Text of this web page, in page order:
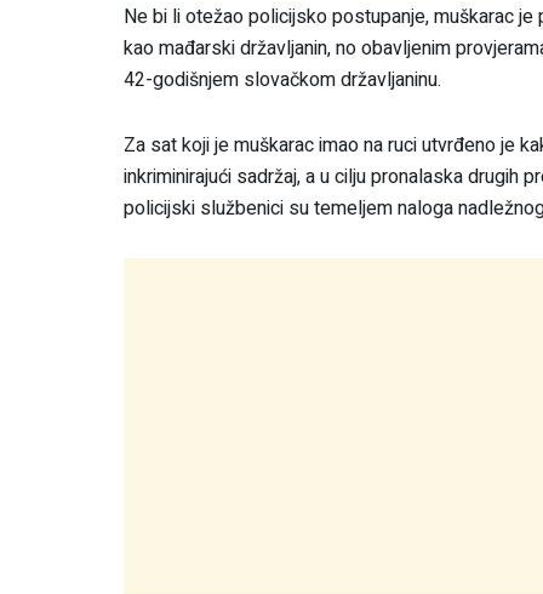
Ne bi li otežao policijsko postupanje, muškarac
kao mađarski državljanin, no obavljenim
42-godišnjem slovačkom državljaninu.
Za sat koji je muškarac imao na ruci utvrđeno je
inkriminirajući sadržaj, a u cilju pronalaska drugih
policijski službenici su temeljem naloga